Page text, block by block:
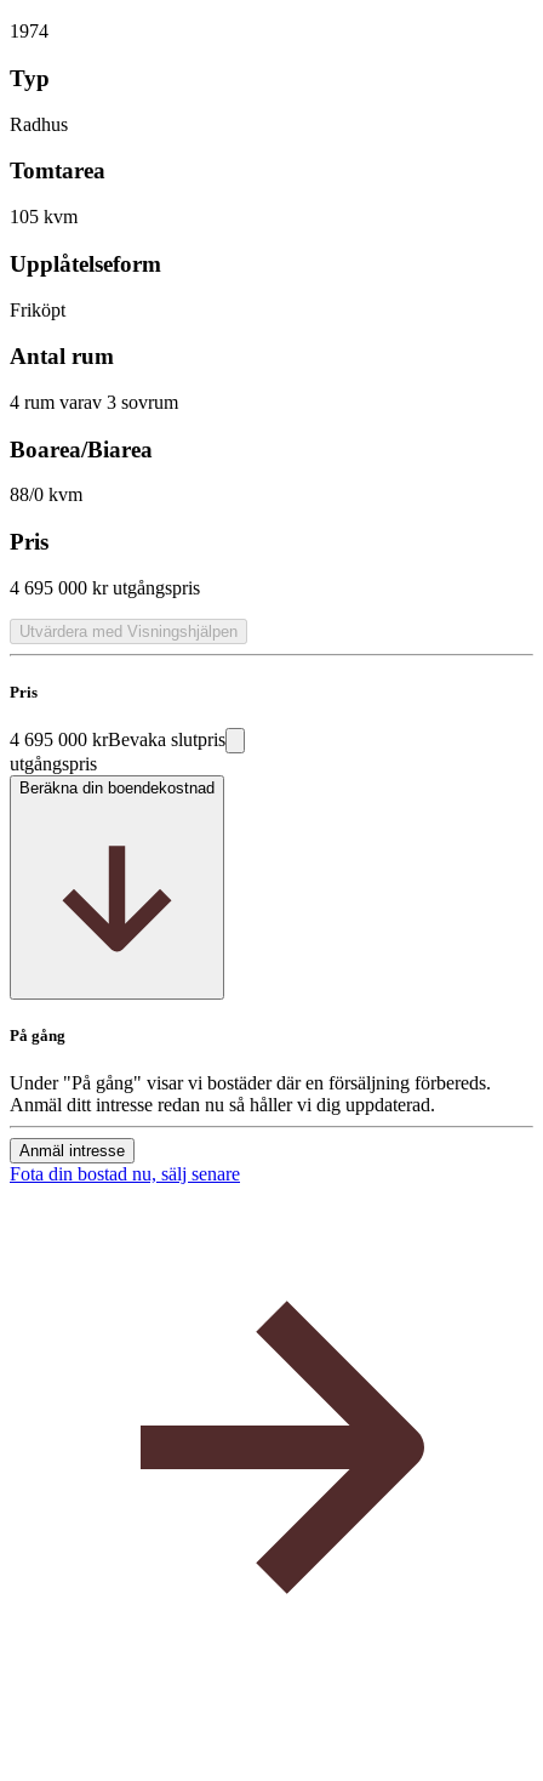
1974
Typ
Radhus
Tomtarea
105 kvm
Upplåtelseform
Friköpt
Antal rum
4 rum varav 3 sovrum
Boarea/Biarea
88/0 kvm
Pris
4 695 000 kr utgångspris
Utvärdera med Visningshjälpen
Pris
4 695 000 krBevaka slutpris
utgångspris
Beräkna din boendekostnad
På gång
Under "På gång" visar vi bostäder där en försäljning förbereds.
Anmäl ditt intresse redan nu så håller vi dig uppdaterad.
Anmäl intresse
Fota din bostad nu, sälj senare